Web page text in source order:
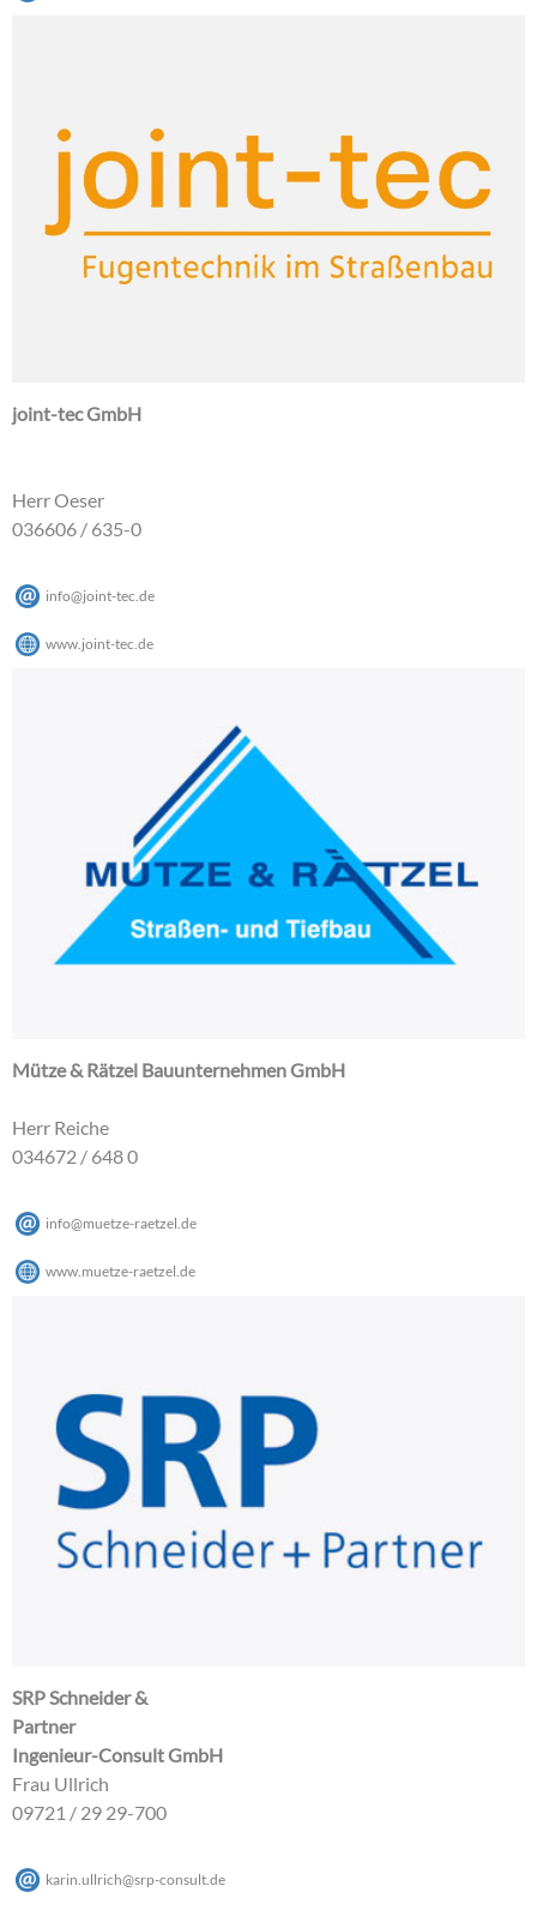
joint-tec GmbH
Herr Oeser
036606 / 635-0
info@joint-tec.de
www.joint-tec.de
Mütze & Rätzel Bauunternehmen GmbH
Herr Reiche
034672 / 648 0
info@muetze-raetzel.de
www.muetze-raetzel.de
SRP Schneider &
Partner
Ingenieur-Consult GmbH
Frau Ullrich
09721 / 29 29-700
karin.ullrich@srp-consult.de